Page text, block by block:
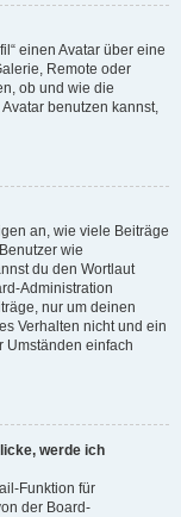
einen Avatar über eine
Remote oder
ob und wie die
benutzen kannst,
an, wie viele Beiträge
wie
du den Wortlaut
Administration
nur um deinen
Verhalten nicht und ein
Umständen einfach
werde ich
Funktion für
der Board-